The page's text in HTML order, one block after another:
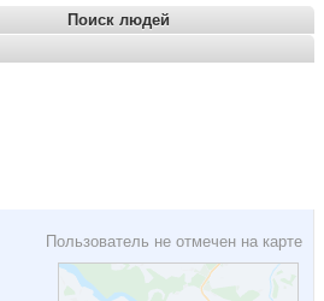
Поиск людей
Пользователь не отмечен на карте